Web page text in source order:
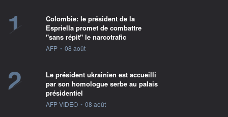
1
Colombie: le président de la
Espriella promet de combattre
"sans répit" le narcotrafic
information fournie par
AFP • 08 août
2
Le président ukrainien est accueilli
par son homologue serbe au palais
présidentiel
information fournie par
AFP VIDEO • 08 août